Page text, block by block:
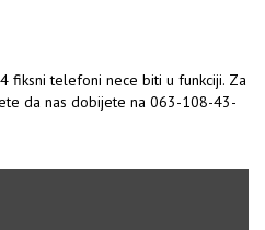
fiksni telefoni nece biti u funkciji. Za
da nas dobijete na 063-108-43-